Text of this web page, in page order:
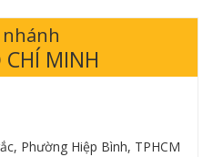
14 HÀ NỘI
THỤY KHUÊ
Khuê, Phường Tây Hồ, Hà Nội